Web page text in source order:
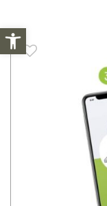
פתח